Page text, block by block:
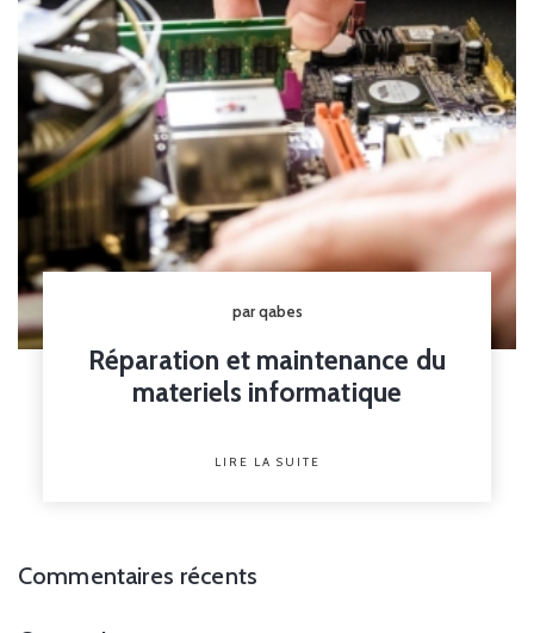
par qabes
Réparation et maintenance du
materiels informatique
LIRE LA SUITE
Commentaires récents